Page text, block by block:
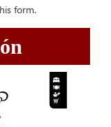
form.